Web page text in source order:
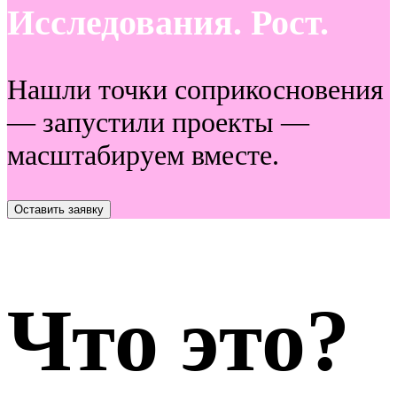
Исследования. Рост.
Нашли точки соприкосновения
— запустили проекты —
масштабируем вместе.
Оставить заявку
Что это?